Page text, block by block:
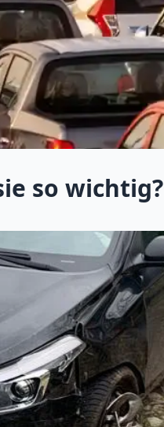
so wichtig?